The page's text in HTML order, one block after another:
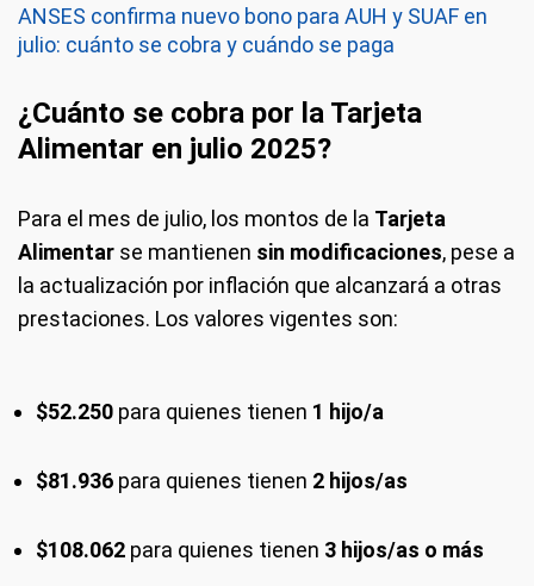
ANSES confirma nuevo bono para AUH y SUAF en
julio: cuánto se cobra y cuándo se paga
¿Cuánto se cobra por la Tarjeta
Alimentar en julio 2025?
Para el mes de julio, los montos de la Tarjeta
Alimentar se mantienen sin modificaciones, pese a
la actualización por inflación que alcanzará a otras
prestaciones. Los valores vigentes son:
$52.250 para quienes tienen 1 hijo/a
$81.936 para quienes tienen 2 hijos/as
$108.062 para quienes tienen 3 hijos/as o más